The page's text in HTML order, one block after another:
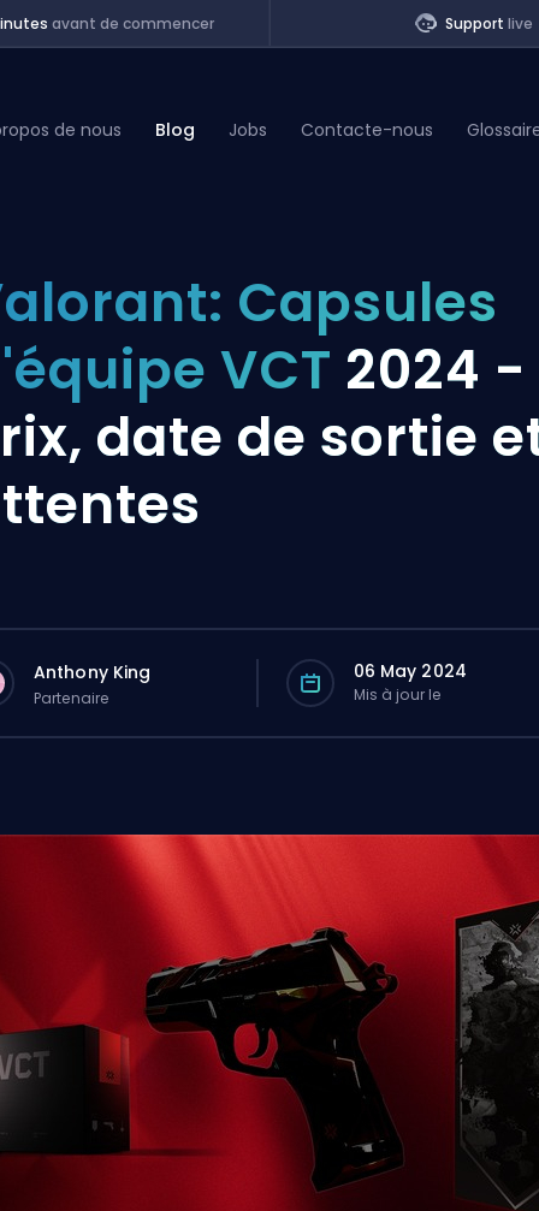
avant de commencer Support live
de nous Blog Jobs Contacte-nous
Capsules
VCT 2024 -
date de sortie
Anthony King
Partenaire
06 May 2024
Mis à jour le